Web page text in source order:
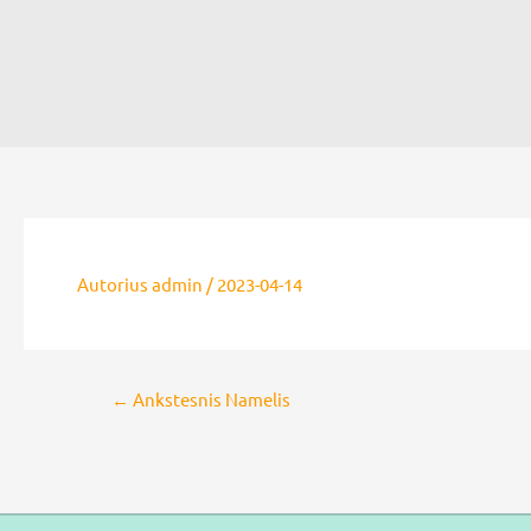
Autorius admin / 2023-04-14
Post← Ankstesnis Namelis